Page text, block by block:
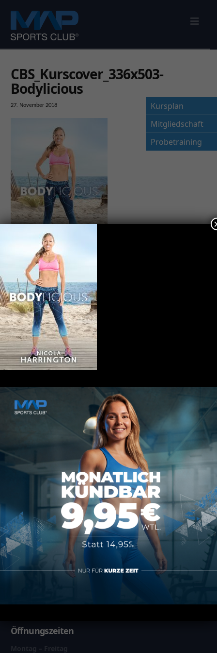
Kursplan
Mitgliedschaft
Probetraining
CBS_Kurscover_336x503-
Bodylicious
27. November 2018
Kontakt
MAP SPORTS CLUB
Rheinstraße 4h
55116 Mainz
hallo@map-sportsclub.de
06131 / 4872610
Impressum
AGB
Vertrag kündigen
Über MAP Mainz
Über MAP Sports Club
Kontakt
Öffnungszeiten